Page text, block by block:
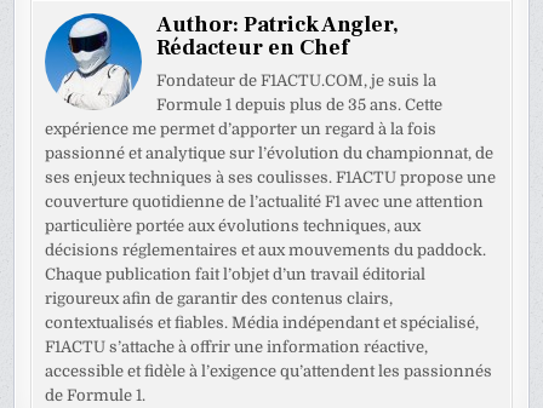
Author:Patrick Angler,
Rédacteur en Chef
Fondateur de F1ACTU.COM, je suis la
Formule 1 depuis plus de 35 ans. Cette
expérience me permet d’apporter un regard à la fois
passionné et analytique sur l’évolution du championnat, de
ses enjeux techniques à ses coulisses. F1ACTU propose une
couverture quotidienne de l’actualité F1 avec une attention
particulière portée aux évolutions techniques, aux
décisions réglementaires et aux mouvements du paddock.
Chaque publication fait l’objet d’un travail éditorial
rigoureux afin de garantir des contenus clairs,
contextualisés et fiables. Média indépendant et spécialisé,
F1ACTU s’attache à offrir une information réactive,
accessible et fidèle à l’exigence qu’attendent les passionnés
de Formule 1.